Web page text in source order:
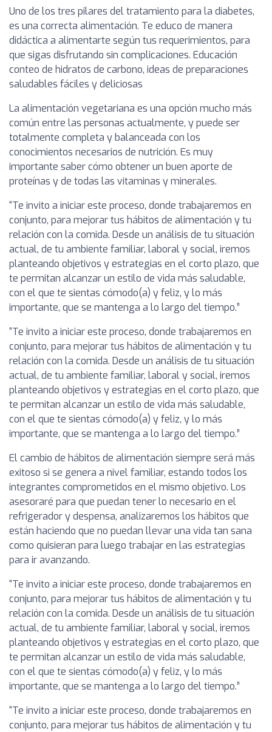
Uno de los tres pilares del tratamiento para la diabetes,
es una correcta alimentación. Te educo de manera
didáctica a alimentarte según tus requerimientos, para
que sigas disfrutando sin complicaciones. Educación
conteo de hidratos de carbono, ideas de preparaciones
saludables fáciles y deliciosas
La alimentación vegetariana es una opción mucho más
común entre las personas actualmente, y puede ser
totalmente completa y balanceada con los
conocimientos necesarios de nutrición. Es muy
importante saber cómo obtener un buen aporte de
proteínas y de todas las vitaminas y minerales.
“Te invito a iniciar este proceso, donde trabajaremos en
conjunto, para mejorar tus hábitos de alimentación y tu
relación con la comida. Desde un análisis de tu situación
actual, de tu ambiente familiar, laboral y social, iremos
planteando objetivos y estrategias en el corto plazo, que
te permitan alcanzar un estilo de vida más saludable,
con el que te sientas cómodo(a) y feliz, y lo más
importante, que se mantenga a lo largo del tiempo.”
“Te invito a iniciar este proceso, donde trabajaremos en
conjunto, para mejorar tus hábitos de alimentación y tu
relación con la comida. Desde un análisis de tu situación
actual, de tu ambiente familiar, laboral y social, iremos
planteando objetivos y estrategias en el corto plazo, que
te permitan alcanzar un estilo de vida más saludable,
con el que te sientas cómodo(a) y feliz, y lo más
importante, que se mantenga a lo largo del tiempo.”
El cambio de hábitos de alimentación siempre será más
exitoso si se genera a nivel familiar, estando todos los
integrantes comprometidos en el mismo objetivo. Los
asesoraré para que puedan tener lo necesario en el
refrigerador y despensa, analizaremos los hábitos que
están haciendo que no puedan llevar una vida tan sana
como quisieran para luego trabajar en las estrategias
para ir avanzando.
“Te invito a iniciar este proceso, donde trabajaremos en
conjunto, para mejorar tus hábitos de alimentación y tu
relación con la comida. Desde un análisis de tu situación
actual, de tu ambiente familiar, laboral y social, iremos
planteando objetivos y estrategias en el corto plazo, que
te permitan alcanzar un estilo de vida más saludable,
con el que te sientas cómodo(a) y feliz, y lo más
importante, que se mantenga a lo largo del tiempo.”
“Te invito a iniciar este proceso, donde trabajaremos en
conjunto, para mejorar tus hábitos de alimentación y tu